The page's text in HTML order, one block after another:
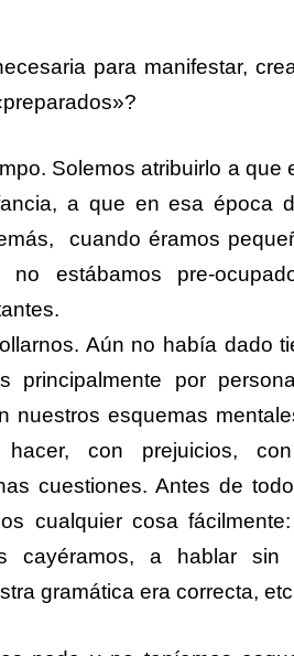
para manifestar,
Solemos atribuirlo a que
a que en esa época
cuando éramos
estábamos pre-
Aún no había dado
principalmente por
nuestros esquemas
con prejuicios,
cuestiones. Antes de
cualquier cosa
cayéramos, a hablar sin
gramática era correcta,